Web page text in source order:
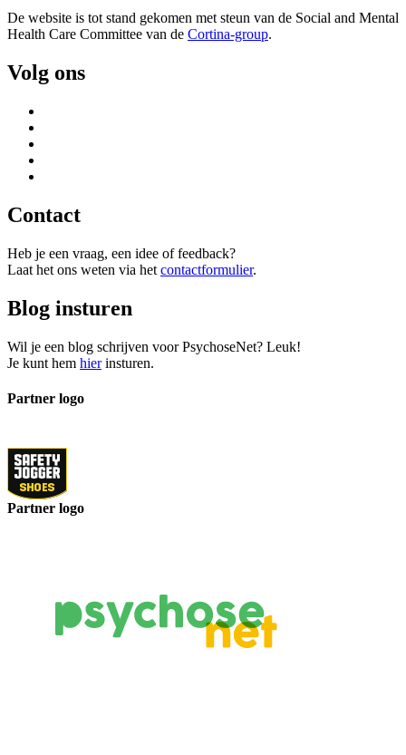
De website is tot stand gekomen met steun van de Social and Mental
Health Care Committee van de Cortina-group.
Volg ons
Contact
Heb je een vraag, een idee of feedback?
Laat het ons weten via het contactformulier.
Blog insturen
Wil je een blog schrijven voor PsychoseNet? Leuk!
Je kunt hem hierinsturen.
Partner logo
Partner logo